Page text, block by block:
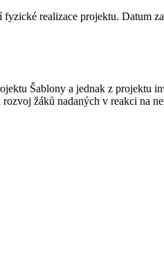
realizace projektu.
Šablony a jednak z projektu
žáků nadaných v reakci na